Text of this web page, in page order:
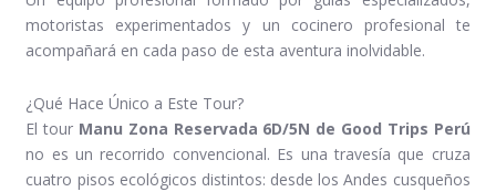
motoristas experimentados y un cocinero profesional te
acompañará en cada paso de esta aventura inolvidable.
¿Qué Hace Único a Este Tour?
El tour Manu Zona Reservada 6D/5N de Good Trips Perú
no es un recorrido convencional. Es una travesía que cruza
cuatro pisos ecológicos distintos: desde los Andes cusqueños